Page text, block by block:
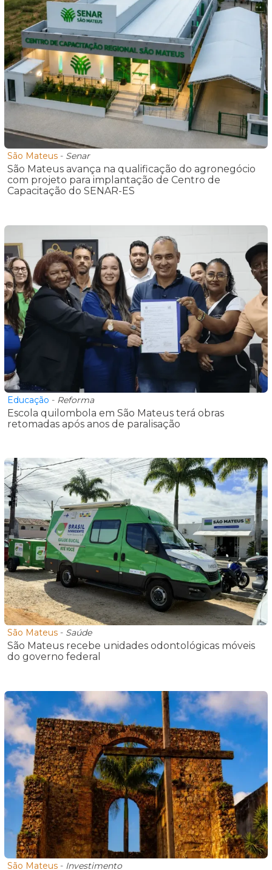
São Mateus - Senar
São Mateus avança na qualificação do agronegócio
com projeto para implantação de Centro de
Capacitação do SENAR-ES
Educação - Reforma
Escola quilombola em São Mateus terá obras
retomadas após anos de paralisação
São Mateus - Saúde
São Mateus recebe unidades odontológicas móveis
do governo federal
São Mateus - Investimento